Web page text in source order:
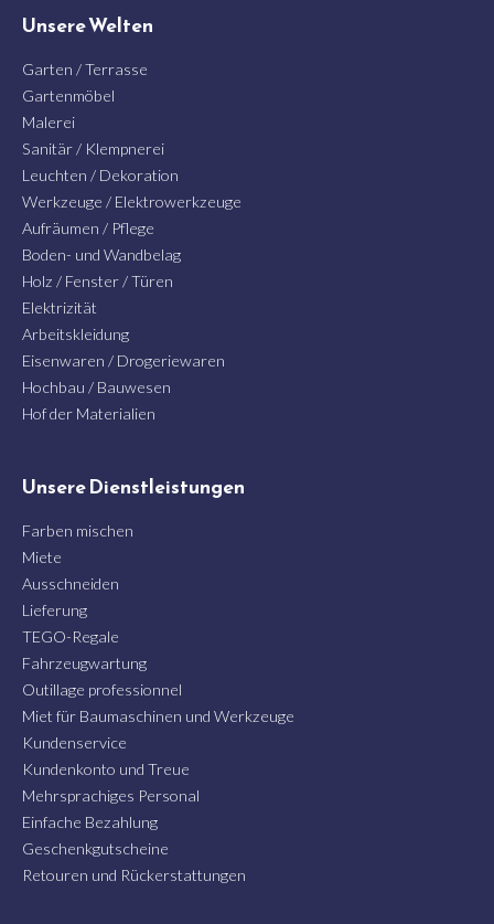
Unsere Welten
Garten / Terrasse
Gartenmöbel
Malerei
Sanitär / Klempnerei
Leuchten / Dekoration
Werkzeuge / Elektrowerkzeuge
Aufräumen / Pflege
Boden- und Wandbelag
Holz / Fenster / Türen
Elektrizität
Arbeitskleidung
Eisenwaren / Drogeriewaren
Hochbau / Bauwesen
Hof der Materialien
Unsere Dienstleistungen
Farben mischen
Miete
Ausschneiden
Lieferung
TEGO-Regale
Fahrzeugwartung
Outillage professionnel
Miet für Baumaschinen und Werkzeuge
Kundenservice
Kundenkonto und Treue
Mehrsprachiges Personal
Einfache Bezahlung
Geschenkgutscheine
Retouren und Rückerstattungen